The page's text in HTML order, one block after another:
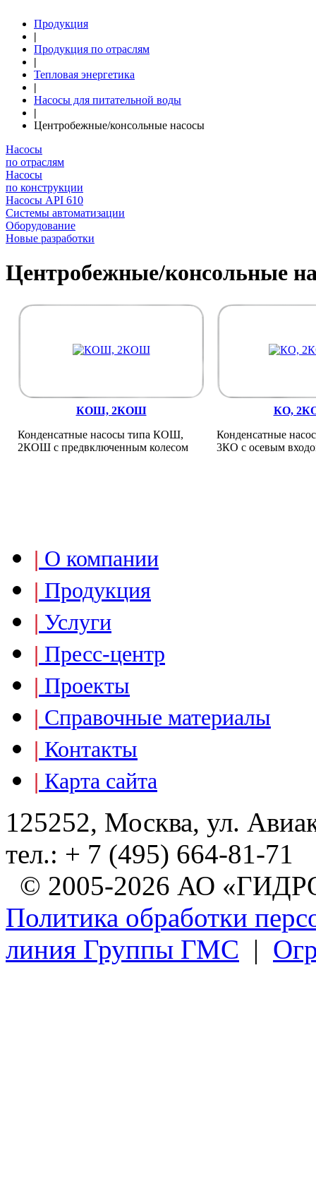
Продукция
|
Продукция по отраслям
|
Тепловая энергетика
|
Насосы для питательной воды
|
Центробежные/консольные насосы
Насосы
по отраслям
Насосы
по конструкции
Насосы API 610
Системы автоматизации
Оборудование
Новые разработки
Центробежные/консольные
КОШ, 2КОШ
Конденсатные насосы типа КОШ,
2КОШ с предвключенным колесом
КО,
Конденсатные
3КО с осевым
| О компании
| Продукция
| Услуги
| Пресс-центр
| Проекты
| Справочные материалы
| Контакты
| Карта сайта
125252, Москва, ул.
тел.: + 7 (495) 664-81-71
© 2005-2026 АО
Политика обработки
линия Группы ГМС |